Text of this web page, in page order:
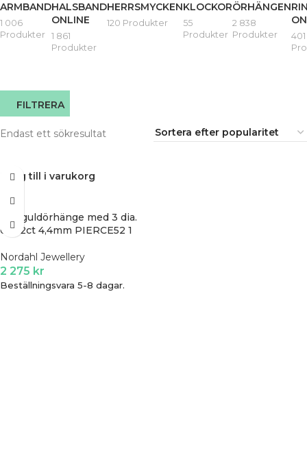
ARMBAND
1 006
Produkter
HALSBAND
ONLINE
1 861
Produkter
HERRSMYCKEN
120 Produkter
KLOCKOR
55
Produkter
ÖRHÄNGEN
2 838
Produkter
401
FILTRERA
Endast ett sökresultat
Lägg till i varukorg
14k. guldörhänge med 3 dia.
0,012ct 4,4mm PIERCE52 1
Nordahl Jewellery
2 275 kr
Beställningsvara 5-8 dagar.